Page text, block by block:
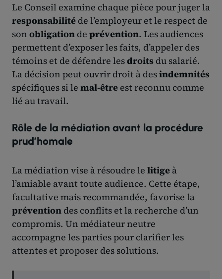
Le Conseil examine chaque pièce pour juger la
responsabilité de l’employeur et le respect de
son obligation de prévention. Les audiences
permettent d’exposer les faits, d’appeler des
témoins et de défendre lesdroits du salarié.
La décision peut ouvrir droit à desindemnités
spécifiques si le mal-être est reconnu comme
lié au travail.
Rôle de la médiation avant la procédure
prud’homale
La médiation vise à résoudre le litige à
l’amiable avant toute audience. Cette étape,
facultative mais recommandée, favorise la
prévention des conflits et la recherche d’un
compromis. Un médiateur neutre
accompagne les parties pour clarifier les
attentes et proposer des solutions.